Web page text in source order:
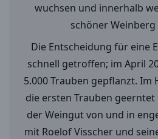
wuchsen und innerhalb
schöner
Die Entscheidung für eine
schnell getroffen; im April
5.000 Trauben gepflanzt. Im
die ersten Trauben
der Weingut von und in
mit Roelof Visscher und